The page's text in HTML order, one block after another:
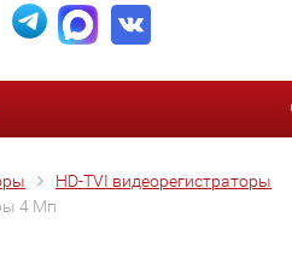
HD-TVI видеорегистраторы
4 Мп